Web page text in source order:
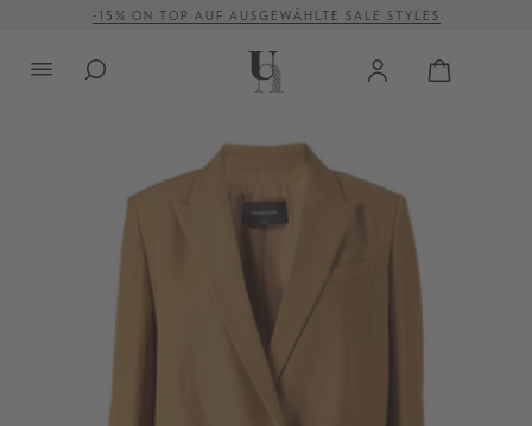
springen-15% ON TOP AUF AUSGEWÄHLTE SALE STYLES